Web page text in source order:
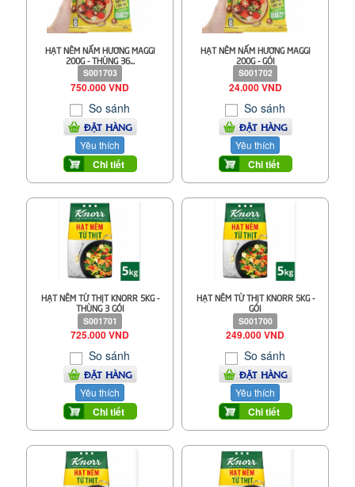
HẠT NÊM NẤM HƯƠNG MAGGI
200G - THÙNG 36...
S001703
750.000 VND
So sánh
ĐẶT HÀNG
Yêu thích
Chi tiết
HẠT NÊM NẤM HƯƠNG MAGGI
200G - GÓI
S001702
24.000 VND
So sánh
ĐẶT HÀNG
Yêu thích
Chi tiết
HẠT NÊM TỪ THỊT KNORR 5KG -
THÙNG 3 GÓI
S001701
725.000 VND
So sánh
ĐẶT HÀNG
Yêu thích
Chi tiết
HẠT NÊM TỪ THỊT KNORR 5KG -
GÓI
S001700
249.000 VND
So sánh
ĐẶT HÀNG
Yêu thích
Chi tiết